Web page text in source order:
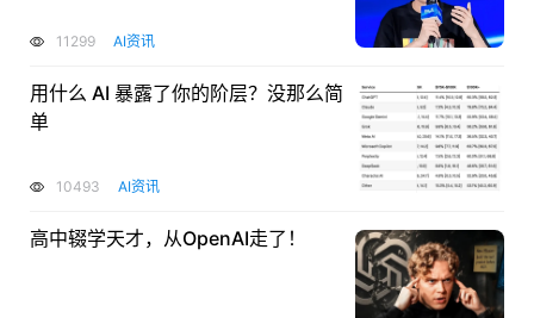
11299 AI资讯
用什么 AI 暴露了你的阶层？没那么简
单
10493 AI资讯
高中辍学天才，从OpenAI走了！